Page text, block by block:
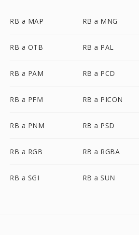
RB a MAP RB a MNG
RB a OTB RB a PAL
RB a PAM RB a PCD
RB a PFM RB a PICON
RB a PNM RB a PSD
RB a RGB RB a RGBA
RB a SGI RB a SUN